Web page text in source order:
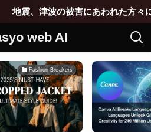
波の被害にあわれた方々に心より
web AI
Fashion Breakers